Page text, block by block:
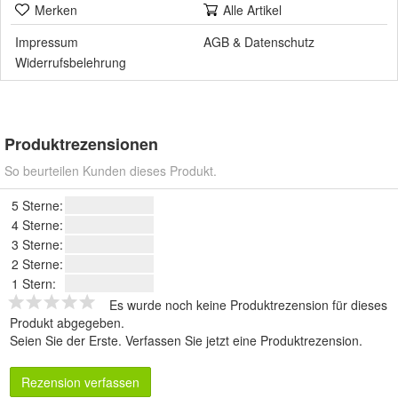
Merken
Alle Artikel
Impressum
AGB & Datenschutz
Widerrufsbelehrung
Produktrezensionen
So beurteilen Kunden dieses Produkt.
5 Sterne:
4 Sterne:
3 Sterne:
2 Sterne:
1 Stern:
Es wurde noch keine Produktrezension für dieses
Produkt abgegeben.
Seien Sie der Erste. Verfassen Sie jetzt eine Produktrezension.
Rezension verfassen